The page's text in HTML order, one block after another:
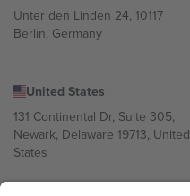
Unter den Linden 24, 10117
Berlin, Germany
United States
131 Continental Dr, Suite 305,
Newark, Delaware 19713, United
States